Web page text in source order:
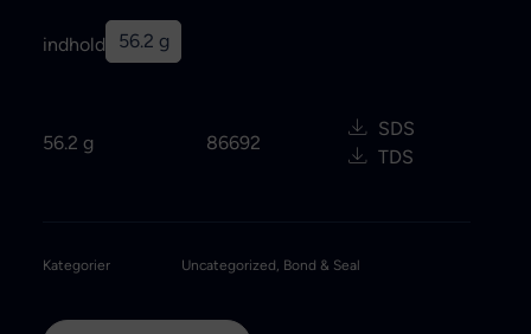
indhold 56.2 g
56.2 g 86692
SDS
TDS
Kategorier Uncategorized, Bond & Seal